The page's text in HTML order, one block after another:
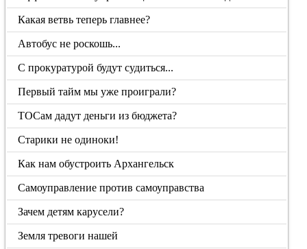
Какая ветвь теперь главнее?
Автобус не роскошь...
С прокуратурой будут судиться...
Первый тайм мы уже проиграли?
ТОСам дадут деньги из бюджета?
Старики не одиноки!
Как нам обустроить Архангельск
Самоуправление против самоуправства
Зачем детям карусели?
Земля тревоги нашей